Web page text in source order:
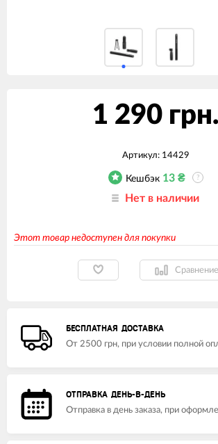
1 290 грн.
Артикул: 14429
Кешбэк 13₴ ?
Нет в наличии
Этот товар недоступен для покупки
Сравнение
БЕСПЛАТНАЯ ДОСТАВКА
От 2500 грн, при условии полной
ОТПРАВКА ДЕНЬ-В-ДЕНЬ
Отправка в день заказа, при